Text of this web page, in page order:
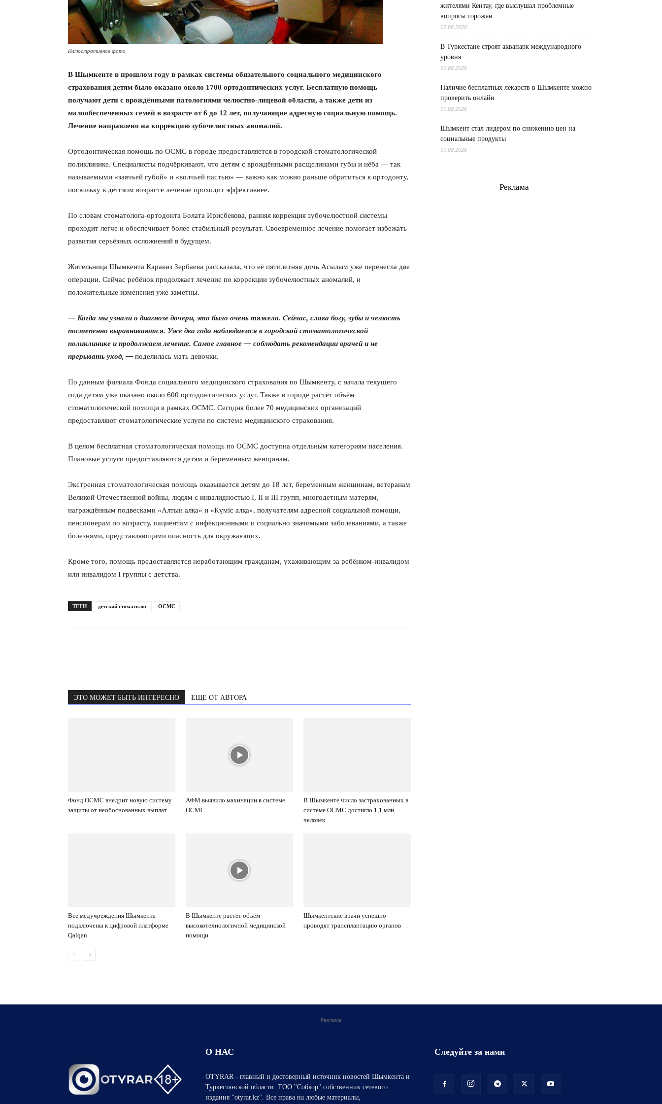
Иллюстративное фото
В Шымкенте в прошлом году в рамках системы обязательного социального медицинского
страхования детям было оказано около 1700 ортодонтических услуг. Бесплатную помощь
получают дети с врождёнными патологиями челюстно-лицевой области, а также дети из
малообеспеченных семей в возрасте от 6 до 12 лет, получающие адресную социальную помощь.
Лечение направлено на коррекцию зубочелюстных аномалий.
Ортодонтическая помощь по ОСМС в городе предоставляется в городской стоматологической
поликлинике. Специалисты подчёркивают, что детям с врождёнными расщелинами губы и нёба — так
называемыми «заячьей губой» и «волчьей пастью» — важно как можно раньше обратиться к ортодонту,
поскольку в детском возрасте лечение проходит эффективнее.
По словам стоматолога-ортодонта Болата Ирисбекова, ранняя коррекция зубочелюстной системы
проходит легче и обеспечивает более стабильный результат. Своевременное лечение помогает избежать
развития серьёзных осложнений в будущем.
Жительница Шымкента Каракөз Зербаева рассказала, что её пятилетняя дочь Асылым уже перенесла две
операции. Сейчас ребёнок продолжает лечение по коррекции зубочелюстных аномалий, и
положительные изменения уже заметны.
— Когда мы узнали о диагнозе дочери, это было очень тяжело. Сейчас, слава богу, зубы и челюсть
постепенно выравниваются. Уже два года наблюдаемся в городской стоматологической
поликлинике и продолжаем лечение. Самое главное — соблюдать рекомендации врачей и не
прерывать уход, — поделилась мать девочки.
По данным филиала Фонда социального медицинского страхования по Шымкенту, с начала текущего
года детям уже оказано около 600 ортодонтических услуг. Также в городе растёт объём
стоматологической помощи в рамках ОСМС. Сегодня более 70 медицинских организаций
предоставляют стоматологические услуги по системе медицинского страхования.
В целом бесплатная стоматологическая помощь по ОСМС доступна отдельным категориям населения.
Плановые услуги предоставляются детям и беременным женщинам.
Экстренная стоматологическая помощь оказывается детям до 18 лет, беременным женщинам, ветеранам
Великой Отечественной войны, людям с инвалидностью I, II и III групп, многодетным матерям,
награждённым подвесками «Алтын алқа» и «Күміс алқа», получателям адресной социальной помощи,
пенсионерам по возрасту, пациентам с инфекционными и социально значимыми заболеваниями, а также
болезнями, представляющими опасность для окружающих.
Кроме того, помощь предоставляется неработающим гражданам, ухаживающим за ребёнком-инвалидом
или инвалидом I группы с детства.
ТЕГИ детский стоматолог ОСМС
ЭТО МОЖЕТ БЫТЬ ИНТЕРЕСНО ЕЩЕ ОТ АВТОРА
Фонд ОСМС внедрит новую систему
защиты от необоснованных выплат
АФМ выявило махинации в системе
ОСМС
В Шымкенте число застрахованных в
системе ОСМС достигло 1,1 млн
человек
Все медучреждения Шымкента
подключены к цифровой платформе
Qalqan
В Шымкенте растёт объём
высокотехнологичной медицинской
помощи
Шымкентские врачи успешно
проводят трансплантацию органов
жителями Кентау, где выслушал проблемные
вопросы горожан
07.08.2026
В Туркестане строят аквапарк международного
уровня
07.08.2026
Наличие бесплатных лекарств в Шымкенте можно
проверить онлайн
07.08.2026
Шымкент стал лидером по снижению цен на
социальные продукты
07.08.2026
Реклама
Реклама
О НАС
OTYRAR - главный и достоверный источник новостей Шымкента и
Туркестанской области. ТОО "Собкор" собственник сетевого
издания "otyrar.kz". Все права на любые материалы,
Следуйте за нами